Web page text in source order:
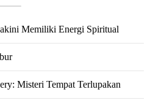
Memiliki Energi Spiritual
Misteri Tempat Terlupakan